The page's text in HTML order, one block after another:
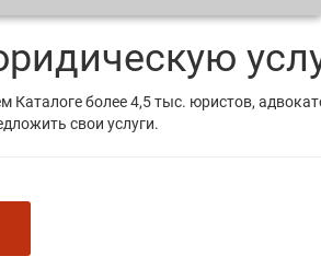
Каталоге более 4,5 тыс. юристов,
свои услуги.